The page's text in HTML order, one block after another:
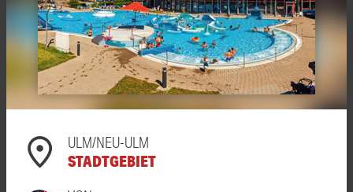
ULM/NEU-ULM
STADTGEBIET